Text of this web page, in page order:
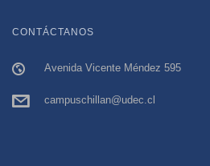
CONTÁCTANOS
Avenida Vicente Méndez 595
campuschillan@udec.cl